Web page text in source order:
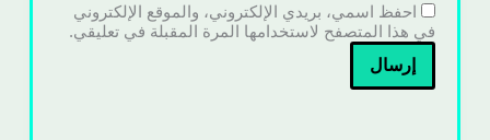
احفظ اسمي، بريدي الإلكتروني، والموقع الإلكتروني
في هذا المتصفح لاستخدامها المرة المقبلة في تعليقي.
إرسال